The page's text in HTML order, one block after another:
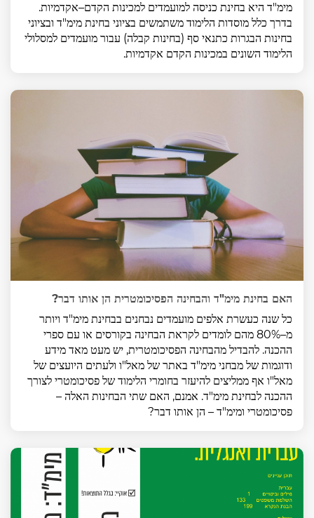
מימ"ד היא בחינת כניסה למועמדים למכינות הקדם–אקדמיות.
בדרך כלל מוסדות הלימוד משתמשים בציוני בחינת מימ"ד ובציוני
בחינות הבגרות כתנאי סף (בחינות קבלה) עבור מועמדים למסלולי
הלימוד השונים במכינות הקדם אקדמיות.
האם בחינת מימ"ד והבחינה הפסיכומטרית הן אותו דבר?
כל שנה כעשרת אלפים מועמדים נבחנים בבחינת מימ"ד ויותר
מ–80% מהם לומדים לקראת הבחינה בקורסים או עם ספרי
ההכנה. להבדיל מהבחינה הפסיכומטרית, יש מעט מאד מידע
ודוגמות של מבחני מימ"ד באתר של מאל"ו ולעתים היועצים של
מאל"ו אף ממליצים להיעזר בחומרי הלימוד של פסיכומטרי לצורך
ההכנה לבחינת מימ"ד. אמנם, האם שתי הבחינות האלה –
פסיכומטרי ומימ"ד – הן אותו דבר?